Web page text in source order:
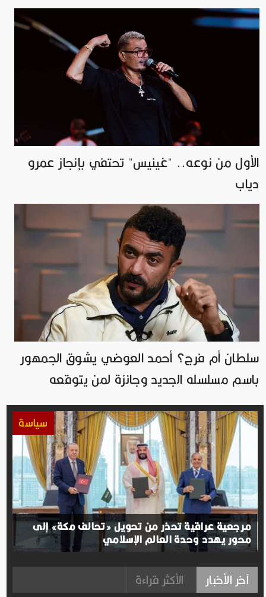
الأول من نوعه.. "غينيس" تحتفي بإنجاز عمرو
دياب
سلطان أم فرج؟ أحمد العوضي يشوق الجمهور
باسم مسلسله الجديد وجائزة لمن يتوقعه
سياسة
مرجعية عراقية تحذر من تحويل «تحالف مكة» إلى
محور يهدد وحدة العالم الإسلامي
آخر الأخبار الأكثر قراءة